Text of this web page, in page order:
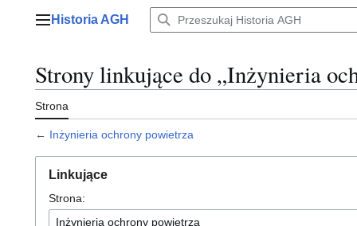
Menu główne
Historia AGH
Strony linkujące do „Inżynieria
Strona
← Inżynieria ochrony powietrza
Linkujące
Strona: